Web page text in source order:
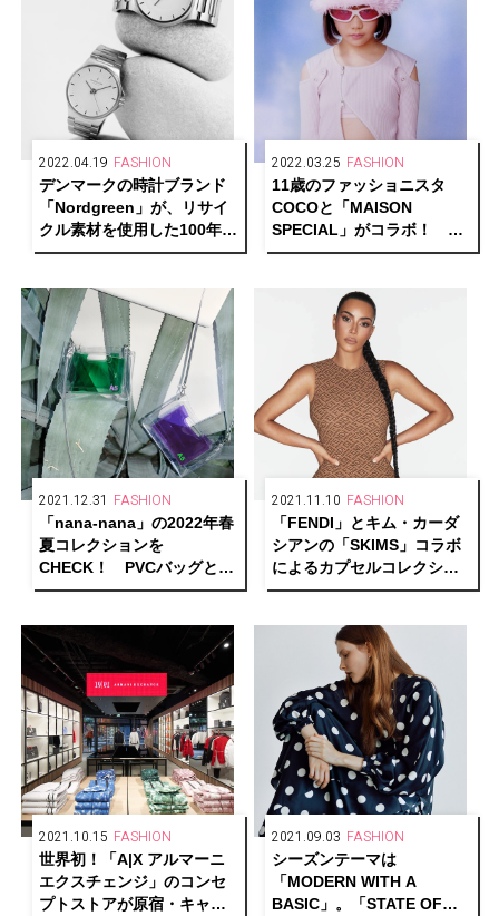
2022.04.19 FASHION
デンマークの時計ブランド
「Nordgreen」が、リサイ
クル素材を使用した100年使
えるサステナブルウォッチ
2022.03.25 FASHION
11歳のファッショニスタ
COCOと「MAISON
SPECIAL」がコラボ！ 10
年後も色褪せない、着回し
アイテムを発売。
2021.12.31 FASHION
「nana-nana」の2022年春
夏コレクションを
CHECK！ PVCバッグと
HOOPコレクションに新作
2021.11.10 FASHION
「FENDI」とキム・カーダ
シアンの「SKIMS」コラボ
によるカプセルコレクショ
ンが誕生！ 渋谷PARCOに
2021.10.15 FASHION
世界初！「A|X アルマーニ
エクスチェンジ」のコンセ
プトストアが原宿・キャッ
2021.09.03 FASHION
シーズンテーマは
「MODERN WITH A
BASIC」。「STATE OF